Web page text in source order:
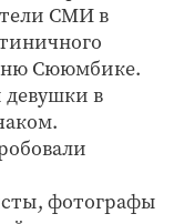
СМИ в
Сююмбике.
в
фотографы